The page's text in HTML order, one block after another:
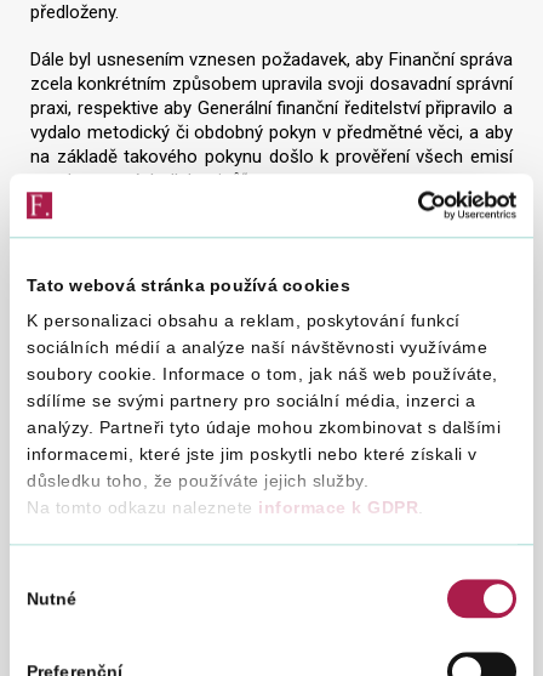
Tato webová stránka používá cookies
K personalizaci obsahu a reklam, poskytování funkcí
sociálních médií a analýze naší návštěvnosti využíváme
soubory cookie. Informace o tom, jak náš web používáte,
sdílíme se svými partnery pro sociální média, inzerci a
analýzy. Partneři tyto údaje mohou zkombinovat s dalšími
informacemi, které jste jim poskytli nebo které získali v
důsledku toho, že používáte jejich služby.
Na tomto odkazu naleznete informace k GDPR.
souhlasu
Nutné
Preferenční
předloženy.
Dále byl usnesením vznesen požadavek, aby Finanční správa
zcela konkrétním způsobem upravila svoji dosavadní správní
praxi, respektive aby Generální finanční ředitelství připravilo a
vydalo metodický či obdobný pokyn v předmětné věci, a aby
na základě takového pokynu došlo k prověření všech emisí
tzv. „korunových dluhopisů“.
Orgán Poslanecké sněmovny může požadovat po členu
vysvětlení vztahující se k jejich činnosti. Tuto pravomoc
ovšem nelze vykládat tak, že je možné ukládat mu úkoly
týkající se výkonu působnosti jím řízeného správního orgánu
nebo správních orgánů jemu podřízených a provedení úkolů
závazně požadovat. Stejně jako výbor Poslanecké
sněmovny nemůže žádat soudy, aby upravili svoji
rozhodovací praxi a některé kauzy řešily přednostně, nebo
policii, koho a jak vyšetřovat, tak nemůže žádat správní
orgán, aby změnil svoji správní praxi. Není možné takto
dovozovat pravomoc moci zákonodárné nařídit orgánům
moci výkonné, jakým způsobem mají požadované informace
získat.
Finanční správa samozřejmě poskytne rozpočtovému
výboru souhrnné informace z požadované oblasti ve
Nebude však měnit stávající zákonem i judikaturou